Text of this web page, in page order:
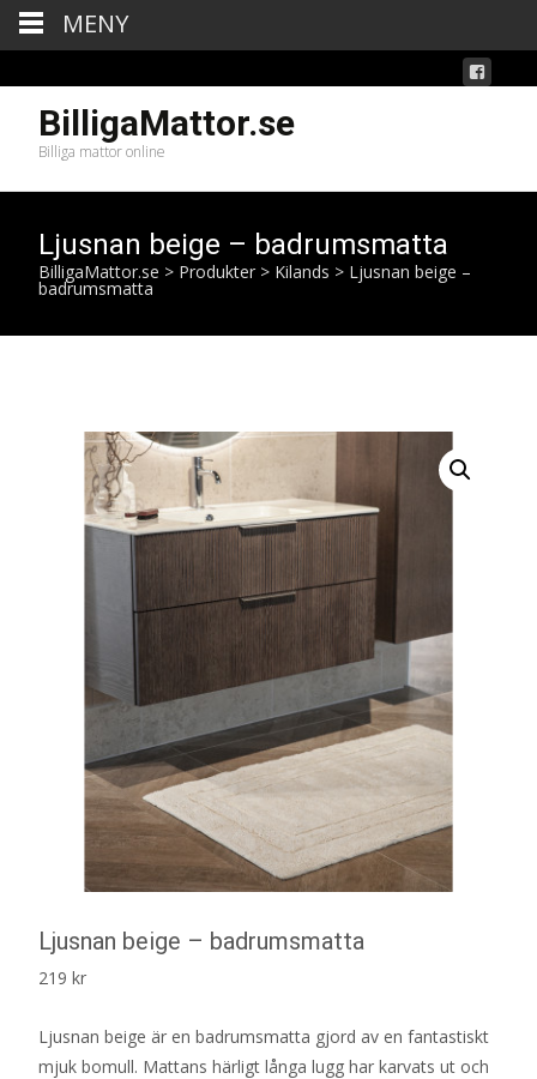
BilligaMattor.se
Billiga mattor online
Ljusnan beige – badrumsmatta
BilligaMattor.se > Produkter > Kilands > Ljusnan beige –
badrumsmatta
Ljusnan beige – badrumsmatta
219 kr
Ljusnan beige är en badrumsmatta gjord av en fantastiskt
mjuk bomull. Mattans härligt långa lugg har karvats ut och
MENY